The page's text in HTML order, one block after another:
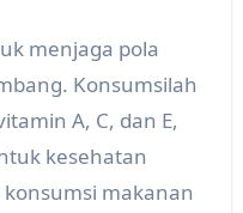
menjaga pola
Konsumsilah
A, C, dan E,
kesehatan
makanan